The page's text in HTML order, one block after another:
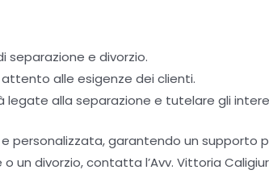
separazione e divorzio.
alle esigenze dei clienti.
alla separazione e tutelare gli
personalizzata, garantendo un supporto
divorzio, contatta l’Avv. Vittoria